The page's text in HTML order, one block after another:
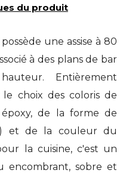
du produit
une assise à 80
à des plans de bar
Entièrement
le choix des coloris de
de la forme de
et de la couleur du
la cuisine, c'est un
encombrant, sobre et